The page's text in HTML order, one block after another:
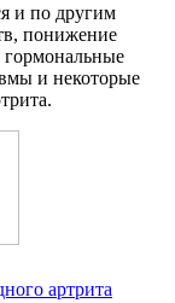
и по другим
понижение
гормональные
и некоторые
артрита